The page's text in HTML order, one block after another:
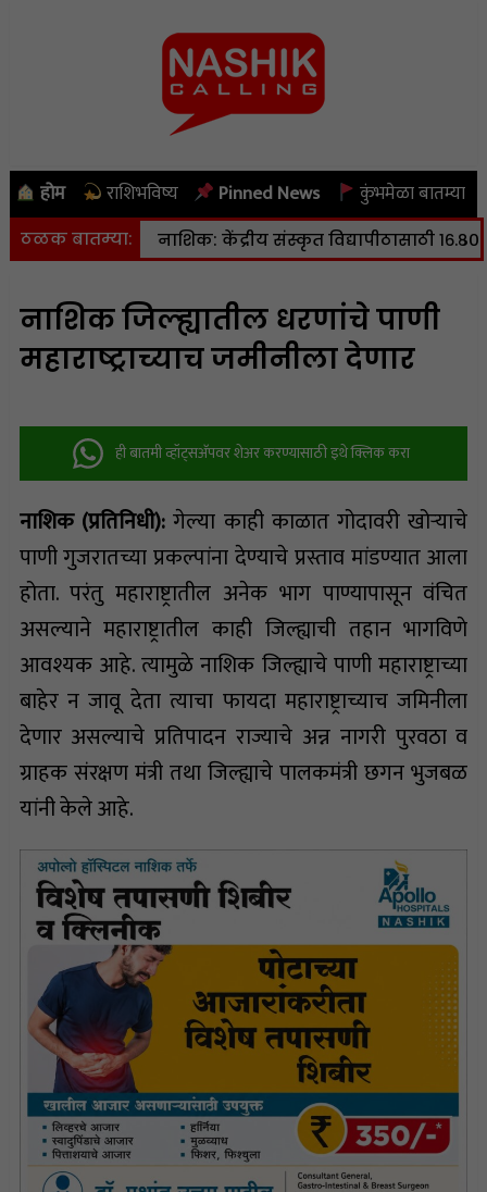
होम राशिभविष्य Pinned News कुंभमेळा बातम्या
ठळक बातम्या:
स्केल | नाशिक: केंद्रीय संस्कृत विद्यापीठासाठी १६.८० हेक्टर
नाशिक जिल्ह्यातील धरणांचे पाणी
महाराष्ट्राच्याच जमीनीला देणार
ही बातमी व्हॉट्सअ‍ॅपवर शेअर करण्यासाठी इथे क्लिक करा
नाशिक (प्रतिनिधी):गेल्या काही काळात गोदावरी खोऱ्याचे
पाणी गुजरातच्या प्रकल्पांना देण्याचे प्रस्ताव मांडण्यात आला
होता. परंतु महाराष्ट्रातील अनेक भाग पाण्यापासून वंचित
असल्याने महाराष्ट्रातील काही जिल्ह्याची तहान भागविणे
आवश्यक आहे. त्यामुळे नाशिक जिल्ह्याचे पाणी महाराष्ट्राच्या
बाहेर न जावू देता त्याचा फायदा महाराष्ट्राच्याच जमिनीला
देणार असल्याचे प्रतिपादन राज्याचे अन्न नागरी पुरवठा व
ग्राहक संरक्षण मंत्री तथा जिल्ह्याचे पालकमंत्री छगन भुजबळ
यांनी केले आहे.